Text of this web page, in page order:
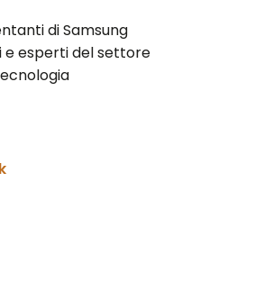
di Samsung
e esperti del settore